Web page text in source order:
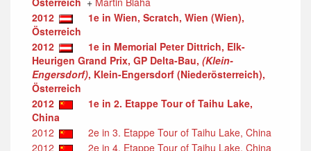
2012
1e in Wien, Scratch, Wien (Wien),
Österreich
2012
1e in Memorial Peter Dittrich, Elk-
Heurigen Grand Prix, GP Delta-Bau, (Klein-
Engersdorf), Klein-Engersdorf (Niederösterreich),
Österreich
2012
1e in 2. Etappe Tour of Taihu Lake,
China
2012
2e in 3. Etappe Tour of Taihu Lake, China
2012
2e in 4. Etappe Tour of Taihu Lake, China